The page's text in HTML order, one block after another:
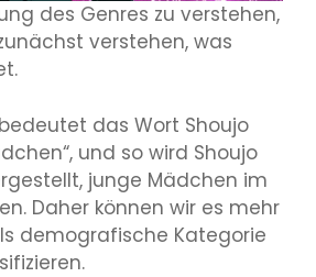
des Genres zu verstehen,
verstehen, was
das Wort Shoujo
und so wird Shoujo
junge Mädchen im
Daher können wir es mehr
demografische Kategorie